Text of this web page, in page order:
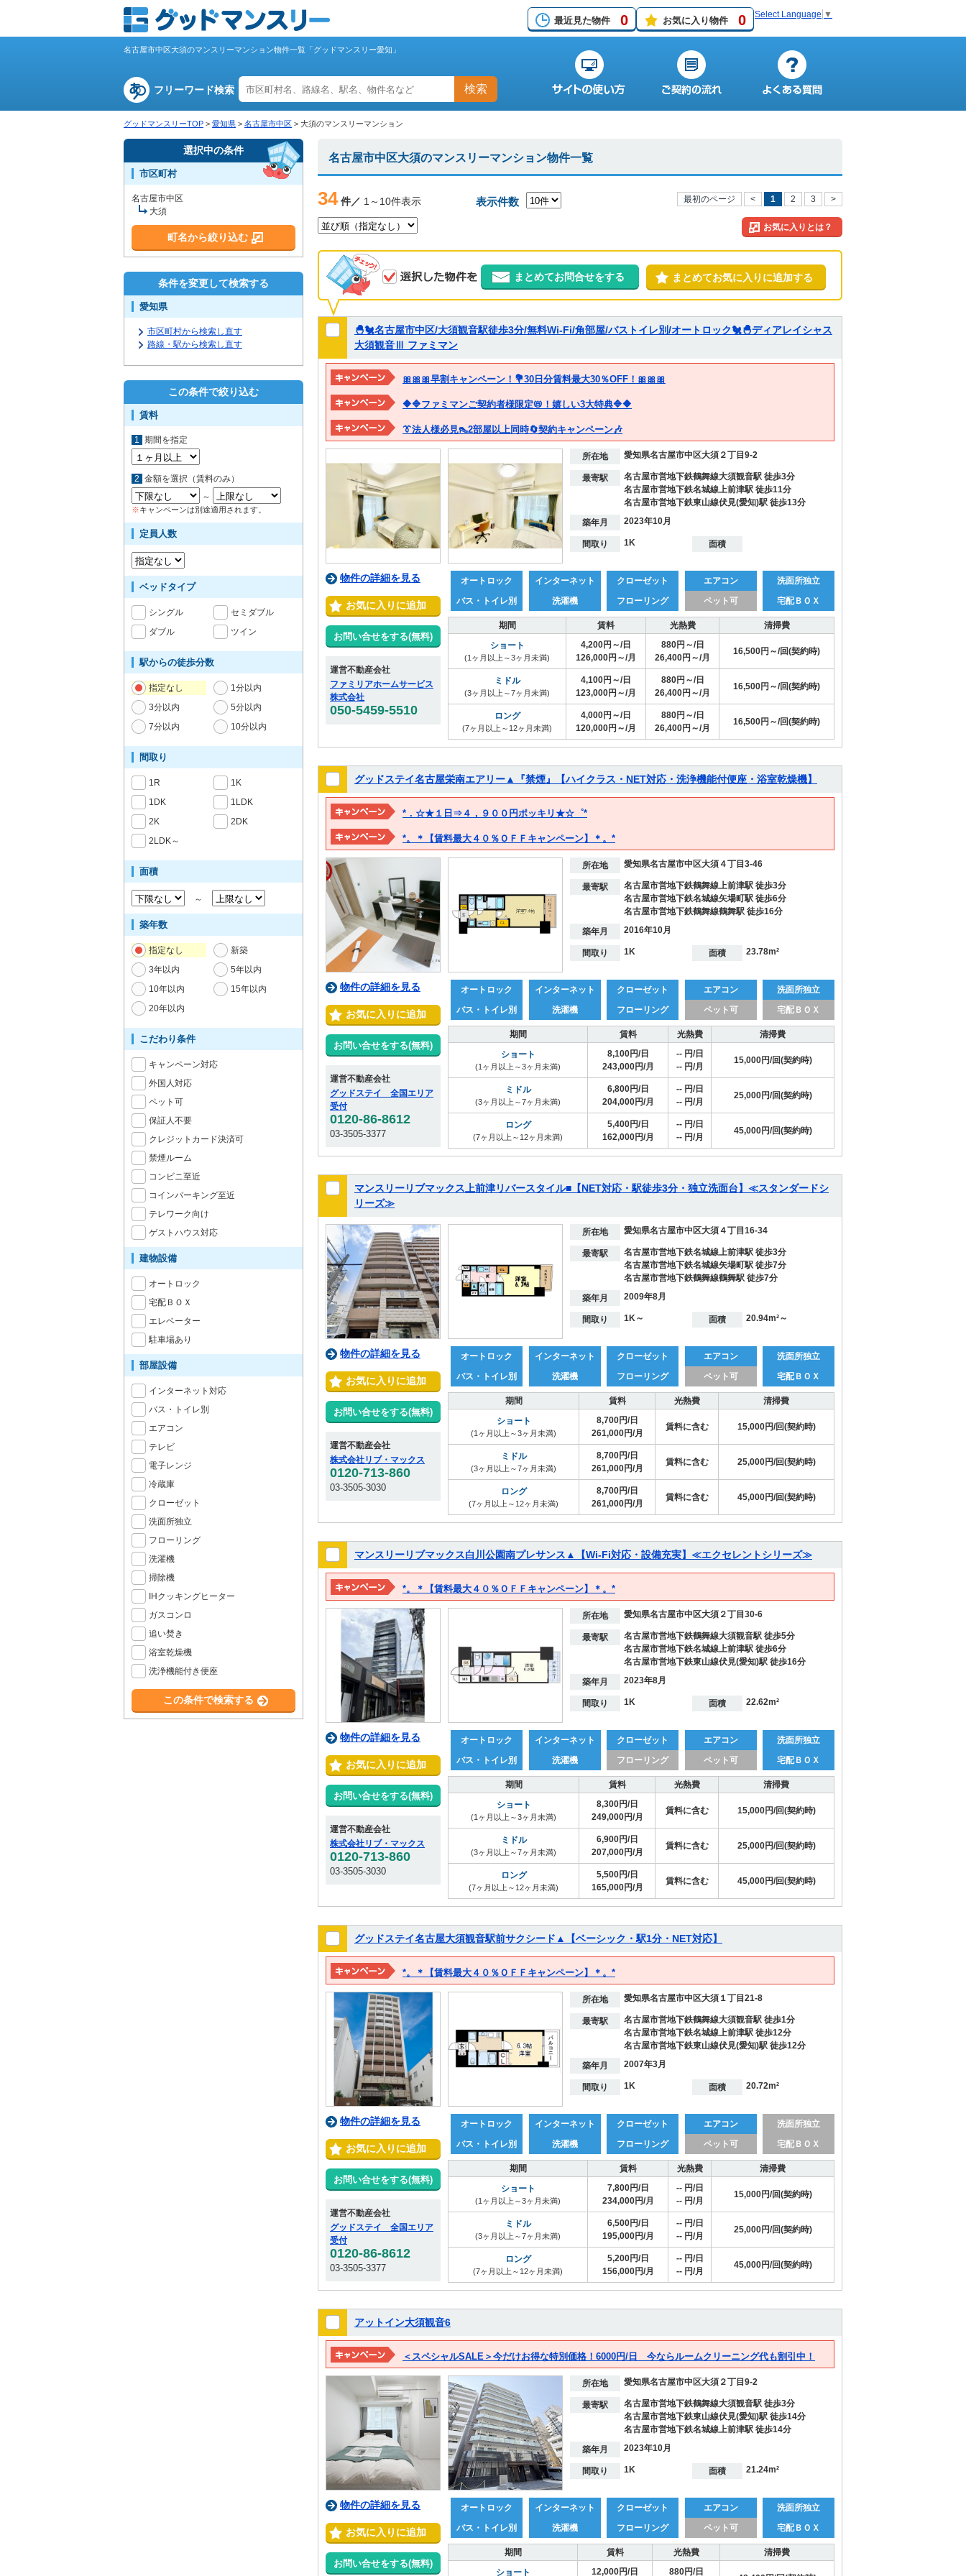
最近見た物件 0 お気に入り物件 0 Select Language ▼
名古屋市中区大須のマンスリーマンション物件一覧「グッドマンスリー愛知」
フリーワード検索 検索
グッドマンスリーTOP > 愛知県 > 名古屋市中区 > 大須のマンスリーマンション
名古屋市中区大須のマンスリーマンション物件一覧
34 件／ 1～10件表示 表示件数 最初のページ < 1 2 3 >
お気に入りとは？
まとめてお問合せをする まとめてお気に入りに追加する
🐣🐔名古屋市中区/大須観音駅徒歩3分/無料Wi-Fi/角部屋/バストイレ別/オートロック🐔🐣ディアレイシャス
大須観音Ⅲ ファミマン
🎀🎀🎀早割キャンペーン！💐30日分賃料最大30％OFF！🎀🎀🎀
🔶🔷ファミマンご契約者様限定📛！嬉しい3大特典🔷🔶
👔法人様必見👠2部屋以上同時🔄契約キャンペーン🎶
所在地 愛知県名古屋市中区大須２丁目9-2
最寄駅
名古屋市営地下鉄鶴舞線大須観音駅 徒歩3分
名古屋市営地下鉄名城線上前津駅 徒歩11分
名古屋市営地下鉄東山線伏見(愛知)駅 徒歩13分
築年月
2023年10月
間取り 1K 面積
物件の詳細を見る
お気に入りに追加
お問い合せをする(無料)
運営不動産会社
ファミリアホームサービス
株式会社
050-5459-5510
オートロック インターネット クローゼット エアコン
洗面所独立
バス・トイレ別
洗濯機 フローリング ペット可 宅配ＢＯＸ
期間 賃料 光熱費
清掃費
ショート
(1ヶ月以上～3ヶ月未満)
4,200円～/日
126,000円～/月
880円～/日
26,400円～/月
16,500円～/回(契約時)
ミドル
(3ヶ月以上～7ヶ月未満)
4,100円～/日
123,000円～/月
880円～/日
26,400円～/月
16,500円～/回(契約時)
ロング
(7ヶ月以上～12ヶ月未満)
4,000円～/日
120,000円～/月
880円～/日
26,400円～/月
16,500円～/回(契約時)
グッドステイ名古屋栄南エアリー▲『禁煙』【ハイクラス・NET対応・洗浄機能付便座・浴室乾燥機】
*．☆★１日⇒４，９００円ポッキリ★☆゜*
*。＊【賃料最大４０％ＯＦＦキャンペーン】＊。*
※２０２７年３月１５日までの期間限定！！
所在地 愛知県名古屋市中区大須４丁目3-46
最寄駅
名古屋市営地下鉄鶴舞線上前津駅 徒歩3分
名古屋市営地下鉄名城線矢場町駅 徒歩6分
名古屋市営地下鉄鶴舞線鶴舞駅 徒歩16分
築年月
2016年10月
間取り 1K 面積 23.78m²
物件の詳細を見る
お気に入りに追加
お問い合せをする(無料)
運営不動産会社
グッドステイ 全国エリア
受付
0120-86-8612
03-3505-3377
オートロック インターネット クローゼット エアコン
洗面所独立
バス・トイレ別
洗濯機 フローリング ペット可 宅配ＢＯＸ
期間 賃料 光熱費
清掃費
ショート
(1ヶ月以上～3ヶ月未満)
8,100円/日
243,000円/月
-- 円/日
-- 円/月
15,000円/回(契約時)
ミドル
(3ヶ月以上～7ヶ月未満)
6,800円/日
204,000円/月
-- 円/日
-- 円/月
25,000円/回(契約時)
ロング
(7ヶ月以上～12ヶ月未満)
5,400円/日
162,000円/月
-- 円/日
-- 円/月
45,000円/回(契約時)
マンスリーリブマックス上前津リバースタイル■【NET対応・駅徒歩3分・独立洗面台】≪スタンダードシ
リーズ≫
所在地 愛知県名古屋市中区大須４丁目16-34
最寄駅
名古屋市営地下鉄名城線上前津駅 徒歩3分
名古屋市営地下鉄名城線矢場町駅 徒歩7分
名古屋市営地下鉄鶴舞線鶴舞駅 徒歩7分
築年月
2009年8月
間取り 1K～ 面積 20.94m²～
物件の詳細を見る
お気に入りに追加
お問い合せをする(無料)
運営不動産会社
株式会社リブ・マックス
0120-713-860
03-3505-3030
オートロック インターネット クローゼット エアコン
洗面所独立
バス・トイレ別
洗濯機 フローリング ペット可 宅配ＢＯＸ
期間 賃料 光熱費
清掃費
ショート
(1ヶ月以上～3ヶ月未満)
8,700円/日
261,000円/月
賃料に含む 15,000円/回(契約時)
ミドル
(3ヶ月以上～7ヶ月未満)
8,700円/日
261,000円/月
賃料に含む 25,000円/回(契約時)
ロング
(7ヶ月以上～12ヶ月未満)
8,700円/日
261,000円/月
賃料に含む 45,000円/回(契約時)
マンスリーリブマックス白川公園南プレサンス▲【Wi-Fi対応・設備充実】≪エクセレントシリーズ≫
*。＊【賃料最大４０％ＯＦＦキャンペーン】＊。*
※２０２７年３月１５日までの期間限定！！
※表示料金は割引後の価格となります。
所在地 愛知県名古屋市中区大須２丁目30-6
最寄駅
名古屋市営地下鉄鶴舞線大須観音駅 徒歩5分
名古屋市営地下鉄名城線上前津駅 徒歩6分
名古屋市営地下鉄東山線伏見(愛知)駅 徒歩16分
築年月
2023年8月
間取り 1K 面積 22.62m²
物件の詳細を見る
お気に入りに追加
お問い合せをする(無料)
運営不動産会社
株式会社リブ・マックス
0120-713-860
03-3505-3030
オートロック インターネット クローゼット エアコン
洗面所独立
バス・トイレ別
洗濯機 フローリング ペット可 宅配ＢＯＸ
期間 賃料 光熱費
清掃費
ショート
(1ヶ月以上～3ヶ月未満)
8,300円/日
249,000円/月
賃料に含む 15,000円/回(契約時)
ミドル
(3ヶ月以上～7ヶ月未満)
6,900円/日
207,000円/月
賃料に含む 25,000円/回(契約時)
ロング
(7ヶ月以上～12ヶ月未満)
5,500円/日
165,000円/月
賃料に含む 45,000円/回(契約時)
グッドステイ名古屋大須観音駅前サクシード▲【ベーシック・駅1分・NET対応】
*。＊【賃料最大４０％ＯＦＦキャンペーン】＊。*
※２０２７年３月１５日までの期間限定！！
※表示料金は割引後の価格となります。
所在地 愛知県名古屋市中区大須１丁目21-8
最寄駅
名古屋市営地下鉄鶴舞線大須観音駅 徒歩1分
名古屋市営地下鉄名城線上前津駅 徒歩12分
名古屋市営地下鉄東山線伏見(愛知)駅 徒歩12分
築年月
2007年3月
間取り 1K 面積 20.72m²
物件の詳細を見る
お気に入りに追加
お問い合せをする(無料)
運営不動産会社
グッドステイ 全国エリア
受付
0120-86-8612
03-3505-3377
オートロック インターネット クローゼット エアコン
洗面所独立
バス・トイレ別
洗濯機 フローリング ペット可 宅配ＢＯＸ
期間 賃料 光熱費
清掃費
ショート
(1ヶ月以上～3ヶ月未満)
7,800円/日
234,000円/月
-- 円/日
-- 円/月
15,000円/回(契約時)
ミドル
(3ヶ月以上～7ヶ月未満)
6,500円/日
195,000円/月
-- 円/日
-- 円/月
25,000円/回(契約時)
ロング
(7ヶ月以上～12ヶ月未満)
5,200円/日
156,000円/月
-- 円/日
-- 円/月
45,000円/回(契約時)
アットイン大須観音6
＜スペシャルSALE＞今だけお得な特別価格！6000円/日 今ならルームクリーニング代も割引中！
所在地 愛知県名古屋市中区大須２丁目9-2
最寄駅
名古屋市営地下鉄鶴舞線大須観音駅 徒歩3分
名古屋市営地下鉄東山線伏見(愛知)駅 徒歩14分
名古屋市営地下鉄名城線上前津駅 徒歩14分
築年月
2023年10月
間取り 1K 面積 21.24m²
物件の詳細を見る
お気に入りに追加
お問い合せをする(無料)
オートロック インターネット クローゼット エアコン
洗面所独立
バス・トイレ別
洗濯機 フローリング ペット可 宅配ＢＯＸ
期間 賃料 光熱費
清掃費
ショート
12,000円/日 880円/日
選択中の条件
市区町村
名古屋市中区
大須
町名から絞り込む
条件を変更して検索する
愛知県
市区町村から検索し直す
路線・駅から検索し直す
この条件で絞り込む
賃料
1 期間を指定
2 金額を選択（賃料のみ）
～
※キャンペーンは別途適用されます。
定員人数
ベッドタイプ
シングル
セミダブル
ダブル
ツイン
駅からの徒歩分数
指定なし
1分以内
3分以内
5分以内
7分以内
10分以内
間取り
1R
1K
1DK
1LDK
2K
2DK
2LDK～
面積
～
築年数
指定なし
新築
3年以内
5年以内
10年以内
15年以内
20年以内
こだわり条件
キャンペーン対応
外国人対応
ペット可
保証人不要
クレジットカード決済可
禁煙ルーム
コンビニ至近
コインパーキング至近
テレワーク向け
ゲストハウス対応
建物設備
オートロック
宅配ＢＯＸ
エレベーター
駐車場あり
部屋設備
インターネット対応
バス・トイレ別
エアコン
テレビ
電子レンジ
冷蔵庫
クローゼット
洗面所独立
フローリング
洗濯機
掃除機
IHクッキングヒーター
ガスコンロ
追い焚き
浴室乾燥機
洗浄機能付き便座
この条件で検索する